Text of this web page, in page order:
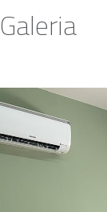
Ótima
ótima
Muito
Galeria